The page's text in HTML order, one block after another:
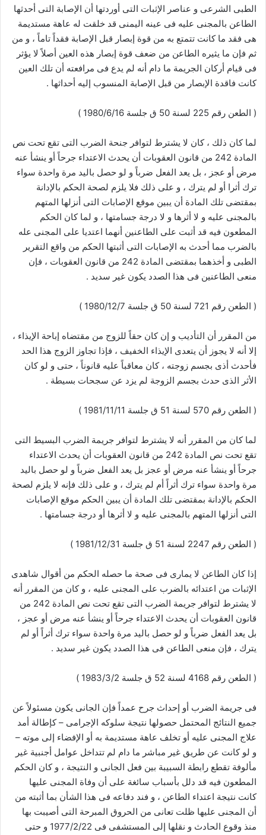
الطبى الشرعى و عناصر الإثبات التى أوردتها أن الإصابة التى أحدثها
الطاعن بالمجنى عليه فى عينه اليمنى قد خلقت له عاهة مستديمة
هى فقد ما كانت تتمتع به من قوة إبصار قبل الإصابة فقداً تاماً ، و من
ثم فإن ما يثيره الطاعن من ضعف قوة إبصار هذه العين أصلاً لا يؤثر
فى قيام أركان الجريمة ما دام أنه لم يدع فى مرافعته أن تلك العين
كانت فاقدة الإبصار من قبل الإصابة المنسوب إليه أحداثها .
( الطعن رقم 225 لسنة 50 ق جلسة 1980/6/16 )
لما كان ذلك ، كان لا يشترط لتوافر جنحة الضرب التى تقع تحت نص
المادة 242 من قانون العقوبات أن يحدث الاعتداء جرحاً أو ينشأ عنه
مرض أو عجز ، بل يعد الفعل ضرباً و لو حصل باليد مرة واحدة سواء
ترك أثرا أو لم يترك ، و على ذلك فلا يلزم لصحة الحكم بالإدانة
بمقتضى تلك المادة أن يبين موقع الإصابات التى أنزلها المتهم
بالمجنى عليه و لا أثرها و لا درجة جسامتها ، و لما كان الحكم
المطعون فيه قد أثبت على الطاعنين أنهما اعتديا على المجنى عله
بالضرب مما أحدث به الإصابات التى أثبتها الحكم من واقع التقرير
الطبى و أخذهما بمقتضى المادة 242 من قانون العقوبات ، فإن
منعى الطاعنين فى هذا الصدد يكون غير سديد .
( الطعن رقم 721 لسنة 50 ق جلسة 1980/12/7 )
من المقرر أن التأديب و إن كان حقاً للزوج من مقتضاه إباحة الإيذاء ،
إلا أنه لا يجوز أن يتعدى الإيذاء الخفيف ، فإذا تجاوز الزوج هذا الحد
فأحدث أذى بجسم زوجته ، كان معاقباً عليه قانوناً ، حتى و لو كان
الأثر الذى حدث بجسم الزوجة لم يزد عن سجحات بسيطة .
( الطعن رقم 570 لسنة 51 ق جلسة 1981/11/11 )
لما كان من المقرر أنه لا يشترط لتوافر جريمة الضرب البسيط التى
تقع تحت نص المادة 242 من قانون العقوبات أن يحدث الاعتداء
جرحاً أو ينشأ عنه مرض أو عجز بل يعد الفعل ضرباً و لو حصل باليد
مرة واحدة سواء ترك أثراً أم لم يترك ، و على ذلك فإنه لا يلزم لصحة
الحكم بالإدانة بمقتضى تلك المادة أن يبين الحكم موقع الإصابات
التى أنزلها المتهم بالمجنى عليه و لا أثرها أو درجة جسامتها .
( الطعن رقم 2247 لسنة 51 ق جلسة 1981/12/31 )
إذا كان الطاعن لا يمارى فى صحة ما حصله الحكم من أقوال شاهدى
الإثبات من اعتدائه بالضرب على المجنى عليه ، و كان من المقرر أنه
لا يشترط لتوافر جريمة الضرب التى تقع تحت نص المادة 242 من
قانون العقوبات أن يحدث الاعتداء جرحاً أو ينشأ عنه مرض أو عجز ،
بل يعد الفعل ضرباً و لو حصل باليد مرة واحدة سواء ترك أثراً أو لم
يترك ، فإن منعى الطاعن فى هذا الصدد يكون غير سديد .
( الطعن رقم 4168 لسنة 52 ق جلسة 1983/3/2 )
فى جريمة الضرب أو إحداث جرح عمداً فإن الجانى يكون مسئولاً عن
جميع النتائج المحتمل حصولها نتيجة سلوكه الإجرامى – كإطالة أمد
علاج المجنى عليه أو تخلف عاهة مستديمة به أو الإفضاء إلى موته –
و لو كانت عن طريق غير مباشر ما دام لم تتداخل عوامل أجنبية غير
مألوفة تقطع رابطة السبيبة بين فعل الجانى و النتيجة ، و كان الحكم
المطعون فيه قد دلل بأسباب سائغة على أن وفاة المجنى عليها
كانت نتيجة اعتداء الطاعن ، و فند دفاعه فى هذا الشأن بما أثبته من
أن المجنى عليها ظلت تعانى من الحروق المبرحة التى أصيبت بها
منذ وقوع الحادث و نقلها إلى المستشفى فى 1977/2/22 و حتى